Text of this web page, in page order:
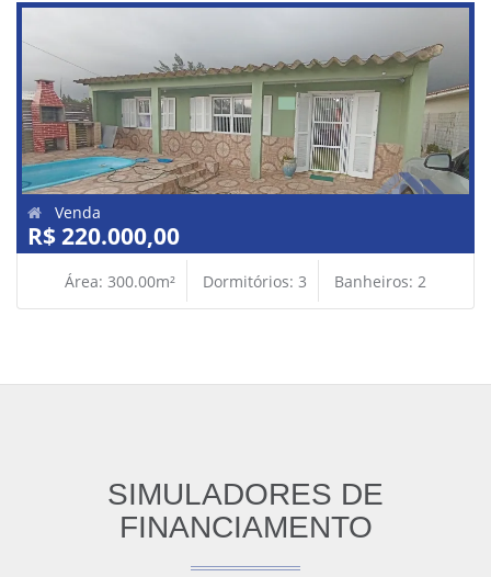
Venda
R$ 220.000,00
Área: 300.00m² Dormitórios: 3 Banheiros: 2
SIMULADORES DE
FINANCIAMENTO